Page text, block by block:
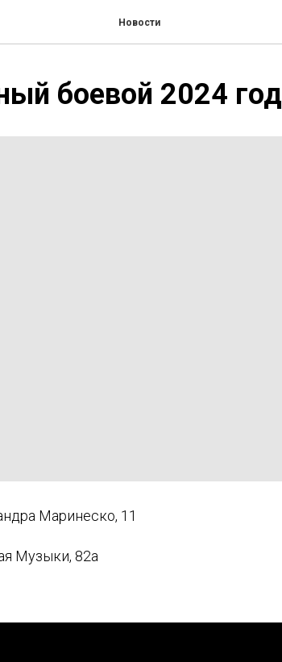
Новости
боевой 2024 год
Маринеско, 11
Музыки, 82а